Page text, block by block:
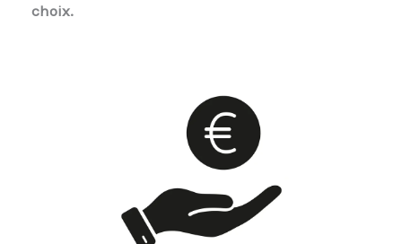
choix.